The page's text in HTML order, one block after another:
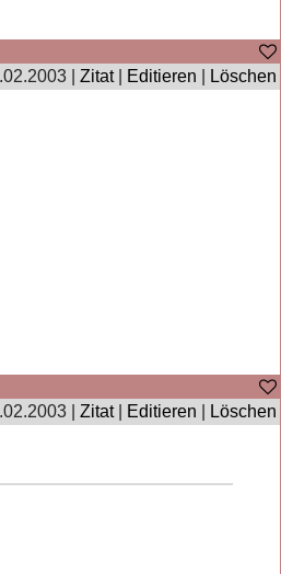
| Zitat| Editieren
Löschen
| Zitat| Editieren
Löschen